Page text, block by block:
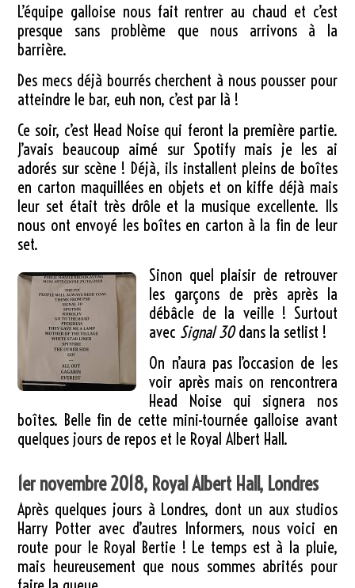
L’équipe galloise nous fait rentrer au chaud et c’est
presque sans problème que nous arrivons à la
barrière.
Des mecs déjà bourrés cherchent à nous pousser pour
atteindre le bar, euh non, c’est par là !
Ce soir, c’est Head Noise qui feront la première partie.
J’avais beaucoup aimé sur Spotify mais je les ai
adorés sur scène ! Déjà, ils installent pleins de boîtes
en carton maquillées en objets et on kiffe déjà mais
leur set était très drôle et la musique excellente. Ils
nous ont envoyé les boîtes en carton à la fin de leur
set.
Sinon quel plaisir de retrouver
les garçons de près après la
débâcle de la veille ! Surtout
avec Signal 30dans la setlist !
On n’aura pas l’occasion de les
voir après mais on rencontrera
Head Noise qui signera nos
boîtes. Belle fin de cette mini-tournée galloise avant
quelques jours de repos et le Royal Albert Hall.
1er novembre 2018, Royal Albert Hall, Londres
Après quelques jours à Londres, dont un aux studios
Harry Potter avec d’autres Informers, nous voici en
route pour le Royal Bertie ! Le temps est à la pluie,
mais heureusement que nous sommes abrités pour